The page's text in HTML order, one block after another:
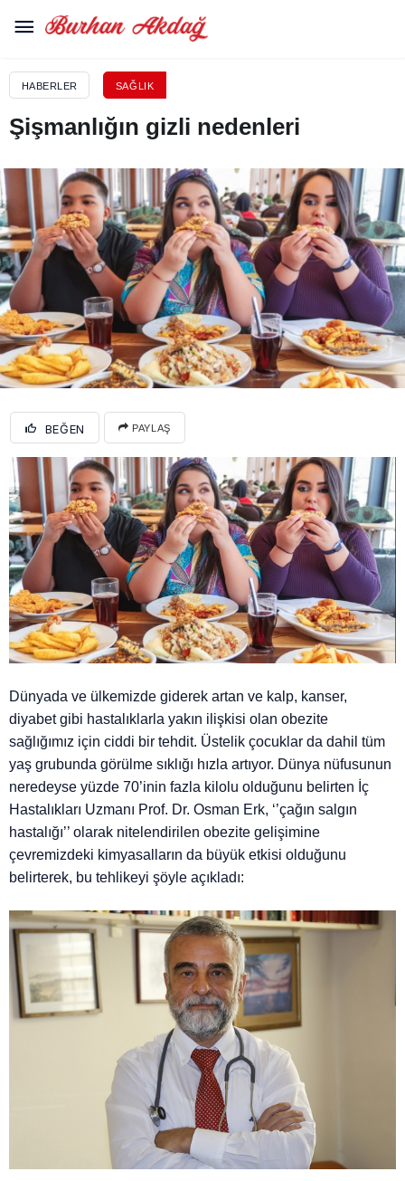
HABERLER SAĞLIK
Şişmanlığın gizli nedenleri
BEĞEN PAYLAŞ
Dünyada ve ülkemizde giderek artan ve kalp, kanser,
diyabet gibi hastalıklarla yakın ilişkisi olan obezite
sağlığımız için ciddi bir tehdit. Üstelik çocuklar da dahil tüm
yaş grubunda görülme sıklığı hızla artıyor. Dünya nüfusunun
neredeyse yüzde 70’inin fazla kilolu olduğunu belirten İç
Hastalıkları Uzmanı Prof. Dr. Osman Erk, ‘’çağın salgın
hastalığı’’ olarak nitelendirilen obezite gelişimine
çevremizdeki kimyasalların da büyük etkisi olduğunu
belirterek, bu tehlikeyi şöyle açıkladı: